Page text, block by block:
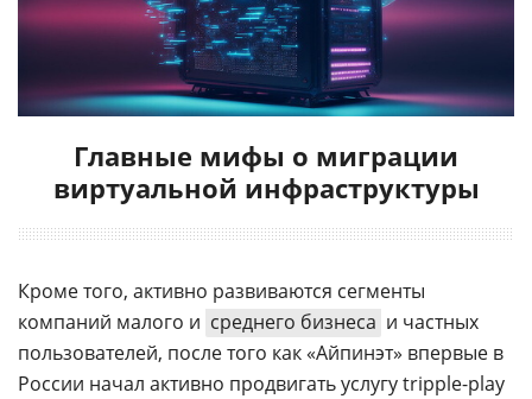
Главные мифы о миграции
виртуальной инфраструктуры
Кроме того, активно развиваются сегменты
компаний малого и среднего бизнеса и частных
пользователей, после того как «Айпинэт» впервые в
России начал активно продвигать услугу tripple-play